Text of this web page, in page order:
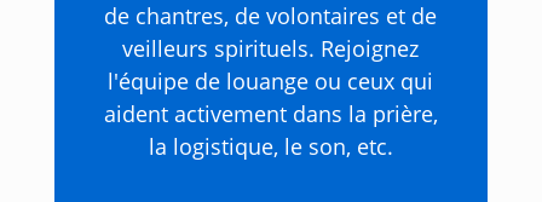
de chantres, de volontaires et de
veilleurs spirituels. Rejoignez
l'équipe de louange ou ceux qui
aident activement dans la prière,
la logistique, le son, etc.